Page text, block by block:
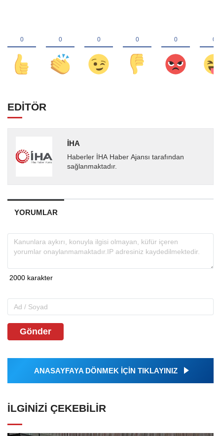
EDİTÖR
İHA
Haberler İHA Haber Ajansı tarafından
sağlanmaktadır.
YORUMLAR
Gönder
ANASAYFAYA DÖNMEK İÇİN TIKLAYINIZ
İLGINIZI ÇEKEBILIR